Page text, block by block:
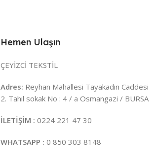
Hemen Ulaşın
ÇEYİZCİ TEKSTİL
Adres: Reyhan Mahallesi Tayakadın Caddesi
2. Tahıl sokak No : 4 / a Osmangazi / BURSA
İLETİŞİM : 0224 221 47 30
WHATSAPP : 0 850 303 8148